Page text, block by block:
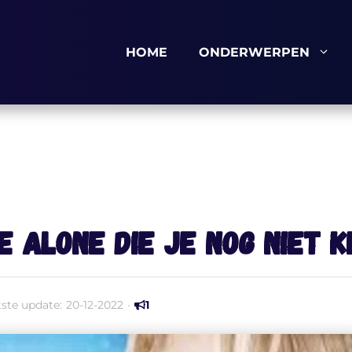
HOME ONDERWERPEN
Alone die je nog niet
update: 20-12-2022 · 1